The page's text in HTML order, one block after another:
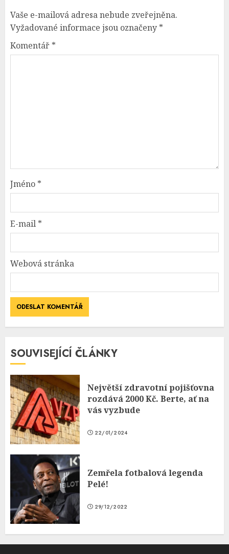
Vaše e-mailová adresa nebude zveřejněna.
Vyžadované informace jsou označeny *
Komentář *
Jméno *
E-mail *
Webová stránka
SOUVISEJÍCÍ ČLÁNKY
Největší zdravotní pojišťovna
rozdává 2000 Kč. Berte, ať na
vás vyzbude
22/01/2024
Zemřela fotbalová legenda
Pelé!
29/12/2022